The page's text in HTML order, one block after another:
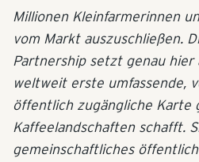
Millionen Kleinfarmerinnen
vom Markt auszuschließen.
Partnership setzt genau hier
weltweit erste umfassende,
öffentlich zugängliche Karte
Kaffeelandschaften schafft.
gemeinschaftliches